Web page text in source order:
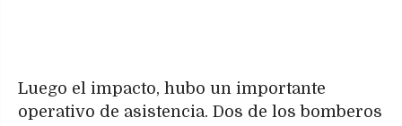
Luego el impacto, hubo un importante
operativo de asistencia. Dos de los bomberos